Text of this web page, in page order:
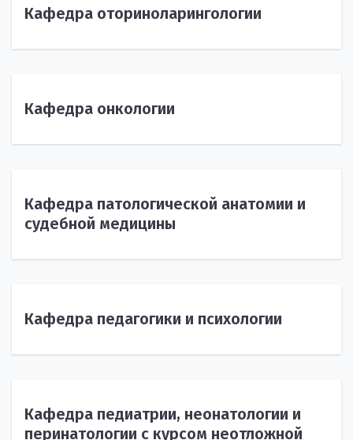
Кафедра оториноларингологии
Кафедра онкологии
Кафедра патологической анатомии и
судебной медицины
Кафедра педагогики и психологии
Кафедра педиатрии, неонатологии и
перинатологии с курсом неотложной